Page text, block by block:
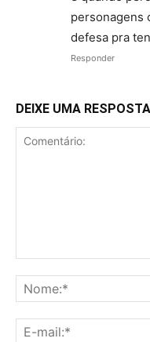
personagens
defesa pra
Responder
DEIXE UMA RESPOSTA